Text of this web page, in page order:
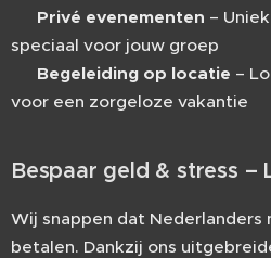
Privé evenementen –
speciaal voor jouw groep
Begeleiding op locatie –
voor een zorgeloze vakantie
Bespaar geld & stress –
Wij snappen dat Nederlanders
betalen. Dankzij ons